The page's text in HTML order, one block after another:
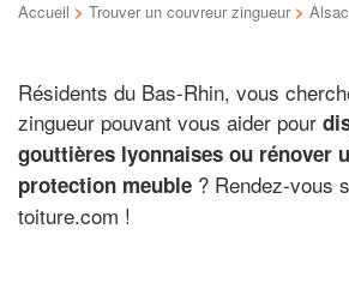
Accueil > Trouver un couvreur zingueur >
Résidents du Bas-Rhin, vous
zingueur pouvant vous aider pour
gouttières lyonnaises ou rénover
protection meuble ? Rendez-vous
toiture.com !